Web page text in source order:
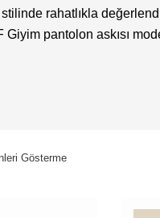
rahatlıkla
pantolon askısı
Gösterme